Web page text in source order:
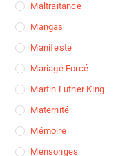
Maltraitance
Mangas
Manifeste
Mariage Forcé
Martin Luther King
Maternité
Mémoire
Mensonges